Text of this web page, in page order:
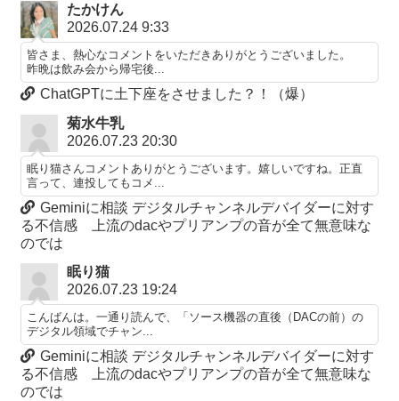
たかけん
2026.07.24 9:33
皆さま、熱心なコメントをいただきありがとうございました。
昨晩は飲み会から帰宅後...
ChatGPTに土下座をさせました？！（爆）
菊水牛乳
2026.07.23 20:30
眠り猫さんコメントありがとうございます。嬉しいですね。正直
言って、連投してもコメ...
Geminiに相談 デジタルチャンネルデバイダーに対す
る不信感 上流のdacやプリアンプの音が全て無意味な
のでは
眠り猫
2026.07.23 19:24
こんばんは。一通り読んで、「ソース機器の直後（DACの前）の
デジタル領域でチャン...
Geminiに相談 デジタルチャンネルデバイダーに対す
る不信感 上流のdacやプリアンプの音が全て無意味な
のでは